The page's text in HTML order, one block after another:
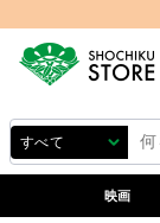
映画